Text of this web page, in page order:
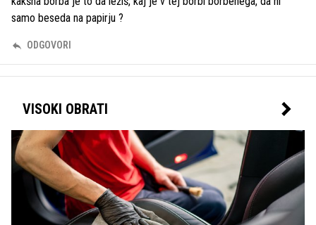
samo beseda na papirju ?
ODGOVORI
VISOKI OBRATI